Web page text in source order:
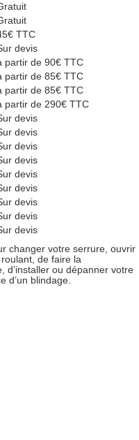
TTC
devis
partir de 90€ TTC
partir de 85€ TTC
partir de 85€ TTC
partir de 290€ TTC
devis
devis
devis
devis
devis
devis
devis
devis
devis
changer votre serrure, ouvrir
de faire la
d’installer ou dépanner votre
d’un blindage.